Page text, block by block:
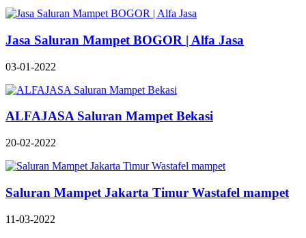
Jasa Saluran Mampet BOGOR | Alfa Jasa
03-01-2022
ALFAJASA Saluran Mampet Bekasi
20-02-2022
Saluran Mampet Jakarta Timur Wastafel mampet
11-03-2022